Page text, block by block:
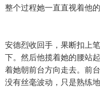
整个过程她一直直视着他
安德烈收回手，果断扣上
下。然后他揽着她的腰站
着她朝前台方向走去。前
没有丝毫波动，只是熟练